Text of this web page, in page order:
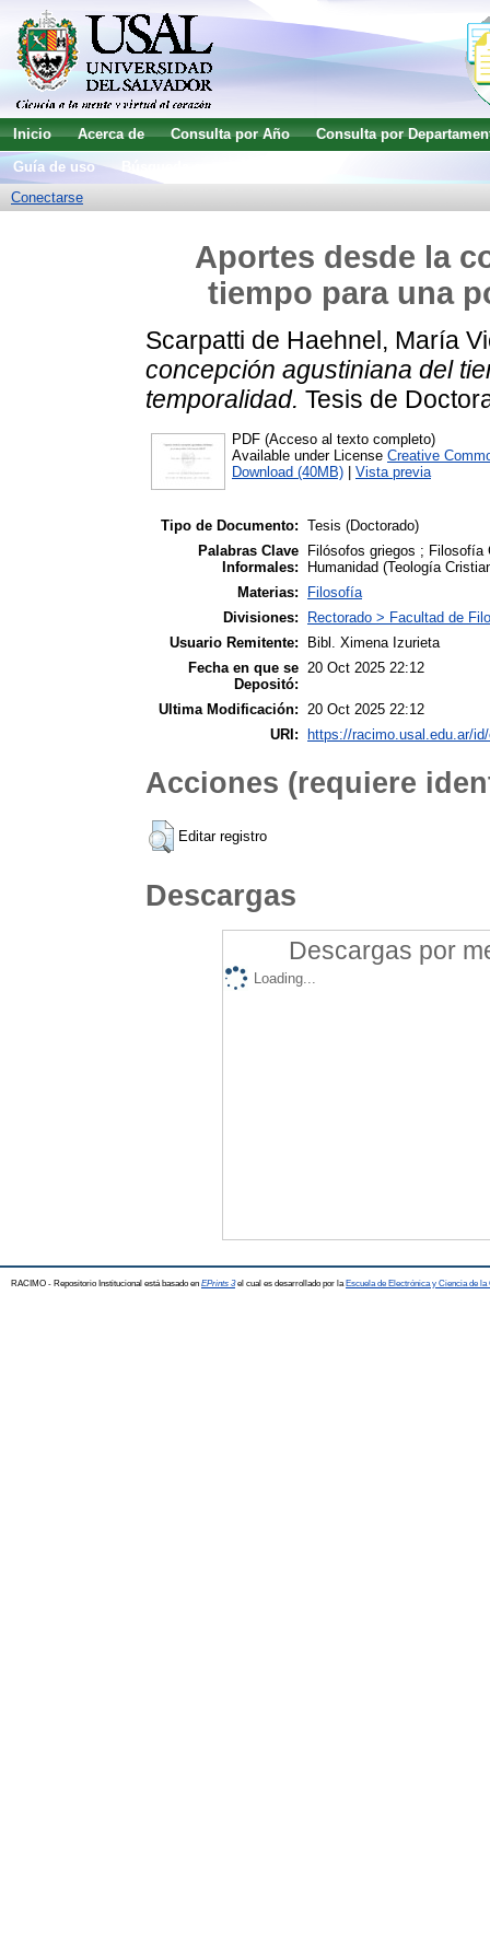
Inicio Acerca de Consulta por Año
Consulta por
Guía de uso
Conectarse
Aportes desde la
tiempo para una
Scarpatti de Haehnel, María
concepción agustiniana del
temporalidad. Tesis de
PDF (Acceso al texto completo)
Available under License Creative
Download (40MB)
Vista previa
Tipo de Documento: Tesis (Doctorado)
Palabras Clave
Informales:
Filósofos griegos ;
Humanidad (Teología
Materias:
Filosofía
Divisiones:
Rectorado > Facultad de
Usuario Remitente:
Bibl. Ximena Izurieta
Fecha en que se
Depositó:
20 Oct 2025 22:12
Ultima Modificación: 20 Oct 2025 22:12
URI:
https://racimo.usal.edu.ar/
Acciones (requiere
Editar registro
Descargas
Descargas por
Loading...
RACIMO - Repositorio Institucional está basado en EPrints 3el cual es desarrollado por la Escuela de Electrónica y Ciencia de la